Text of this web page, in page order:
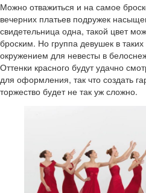
Можно отважиться и на самое
вечерних платьев подружек
свидетельница одна, такой цвет
броским. Но группа девушек в
окружением для невесты в
Оттенки красного будут удачно
для оформления, так что создать
торжество будет не так уж сложно.